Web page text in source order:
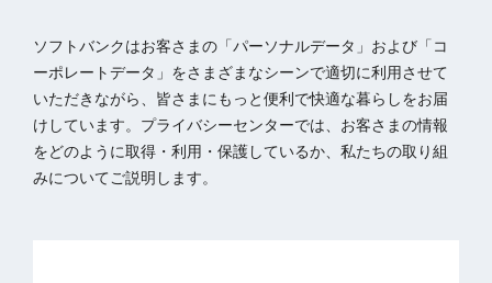
ソフトバンクはお客さまの「パーソナルデータ」および「コ
ーポレートデータ」をさまざまなシーンで適切に利用させて
いただきながら、皆さまにもっと便利で快適な暮らしをお届
けしています。プライバシーセンターでは、お客さまの情報
をどのように取得・利用・保護しているか、私たちの取り組
みについてご説明します。